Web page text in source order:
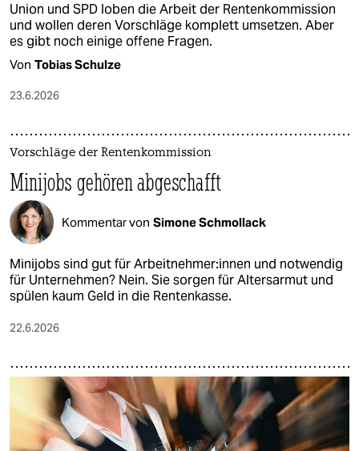
Union und SPD loben die Arbeit der Rentenkommission
und wollen deren Vorschläge komplett umsetzen. Aber
es gibt noch einige offene Fragen.
Von Tobias Schulze
23.6.2026
Vorschläge der Rentenkommission
Minijobs gehören abgeschafft
Kommentar von Simone Schmollack
Minijobs sind gut für Ar­beit­neh­me­r:in­nen und notwendig
für Unternehmen? Nein. Sie sorgen für Altersarmut und
spülen kaum Geld in die Rentenkasse.
22.6.2026